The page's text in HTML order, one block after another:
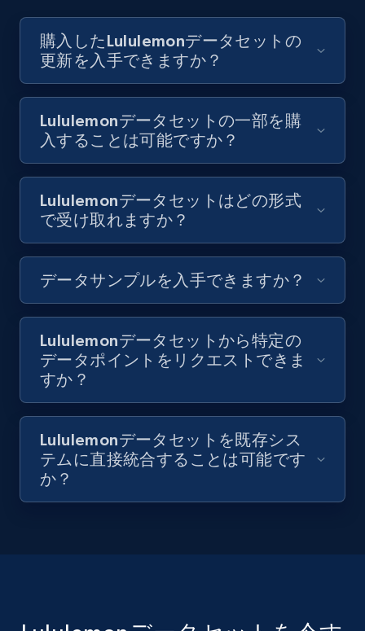
購入したLululemonデータセットの
更新を入手できますか？
Lululemonデータセットの一部を購
入することは可能ですか？
Lululemonデータセットはどの形式
で受け取れますか？
データサンプルを入手できますか？
Lululemonデータセットから特定の
データポイントをリクエストできま
すか？
Lululemonデータセットを既存シス
テムに直接統合することは可能です
か？